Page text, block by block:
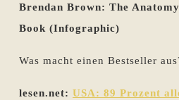
Brendan Brown: The
Book (Infographic)
Was macht einen Bestseller
lesen.net: USA: 89 Prozent